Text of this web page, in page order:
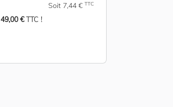
Soit 7,44 € TTC
49,00 €TTC !